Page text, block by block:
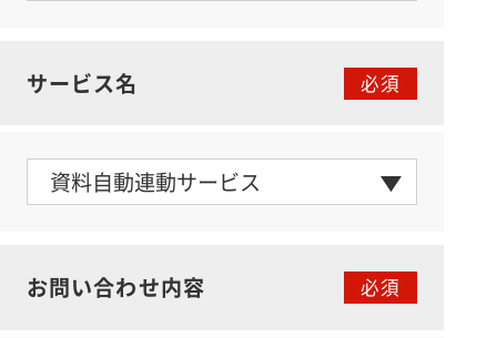
サービス名
お問い合わせ内容